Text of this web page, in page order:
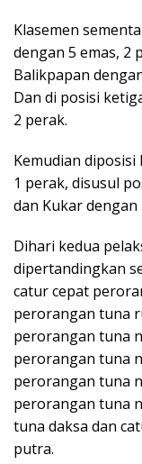
Klasemen
dengan 5 emas, 2
Balikpapan
Dan di posisi
2 perak.
Kemudian
1 perak, disusul
dan Kukar
Dihari kedua
dipertandingkan
catur cepat
perorangan tuna
perorangan tuna
perorangan tuna
perorangan tuna
perorangan tuna
tuna daksa dan
putra.